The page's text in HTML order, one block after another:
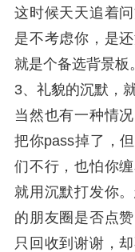
这时候天天追着
是不考虑你，是
就是个备选背景板。
3、礼貌的沉默，
当然也有一种情
把你pass掉了，
们不行，也怕你
就用沉默打发你
的朋友圈是否点
只回收到谢谢，